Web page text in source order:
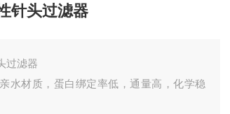
针头过滤器
过滤器
水材质，蛋白绑定率低，通量高，化学稳